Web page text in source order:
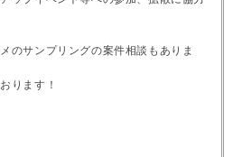
のサンプリングの案件相談もありま
ります！